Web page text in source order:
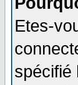
Etes-
spécifié